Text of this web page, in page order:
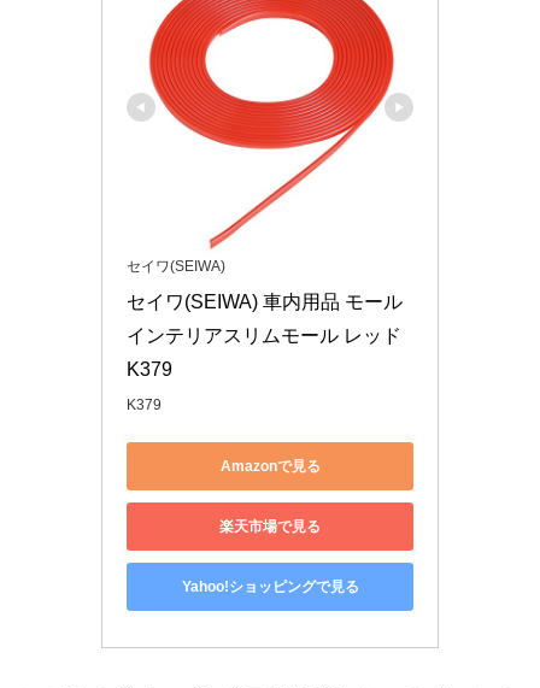
セイワ(SEIWA)
セイワ(SEIWA) 車内用品 モール
インテリアスリムモール レッド
K379
K379
Amazonで見る
楽天市場で見る
Yahoo!ショッピングで見る